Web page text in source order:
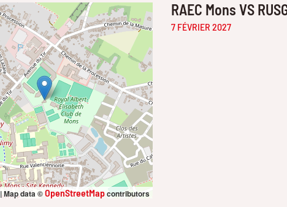
|Map data ©OpenStreetMapcontributors
RAEC Mons VS
7 FÉVRIER 2027